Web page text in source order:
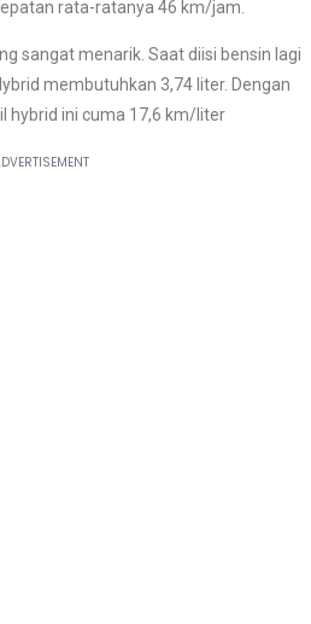
rata-ratanya 46 km/jam.
sangat menarik. Saat diisi bensin lagi
membutuhkan 3,74 liter. Dengan
hybrid ini cuma 17,6 km/liter